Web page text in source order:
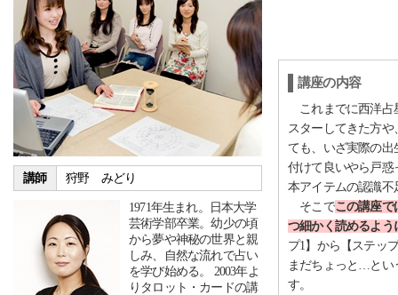
講師 狩野 みどり
1971年生まれ。日本大学
芸術学部卒業。幼少の頃
から夢や神秘の世界と親
しみ、自然な流れで占い
を学び始める。 2003年よ
りタロット・カードの講
講座の内容
これまでに西洋占
スターしてきた方
ても、いざ実際の
付けて良いやら戸惑
本アイテムの認識不
そこでこの講座で
つ細かく読めるよう
プ1】から【ステッ
まだちょっと…とい
す。